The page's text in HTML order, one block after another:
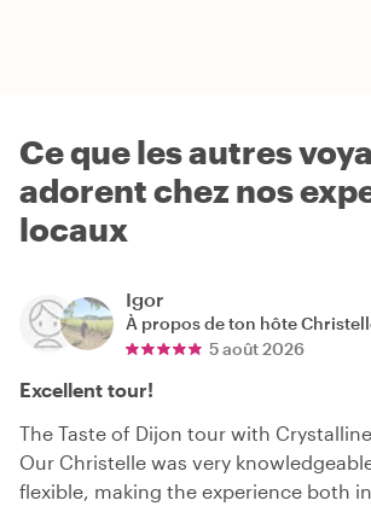
Ce que les autres
adorent chez nos
locaux
Igor
À propos de ton hôte
5 août 2026
Excellent tour!
The Taste of Dijon tour with
Our Christelle was very
flexible, making the experience both